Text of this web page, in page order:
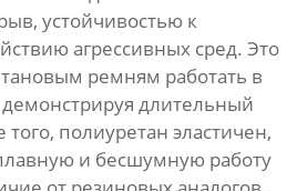
устойчивостью к
агрессивных сред. Это
ремням работать в
длительный
полиуретан эластичен,
и бесшумную работу